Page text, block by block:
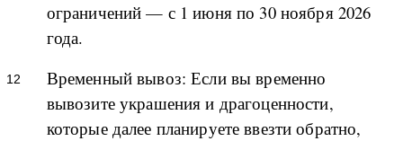
ограничений — с 1 июня по 30 ноября 2026
года.
Временный вывоз: Если вы временно
вывозите украшения и драгоценности,
которые далее планируете ввезти обратно,